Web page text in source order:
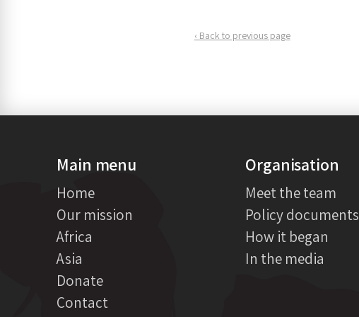
‹ Back to previous page
Main menu
Home
Our mission
Africa
Asia
Donate
Contact
Organisation
Meet the team
Policy documents
How it began
In the media